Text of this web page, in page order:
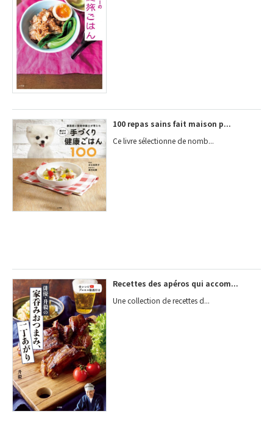
100 repas sains fait maison p...
Ce livre sélectionne de nomb...
Recettes des apéros qui accom...
Une collection de recettes d...